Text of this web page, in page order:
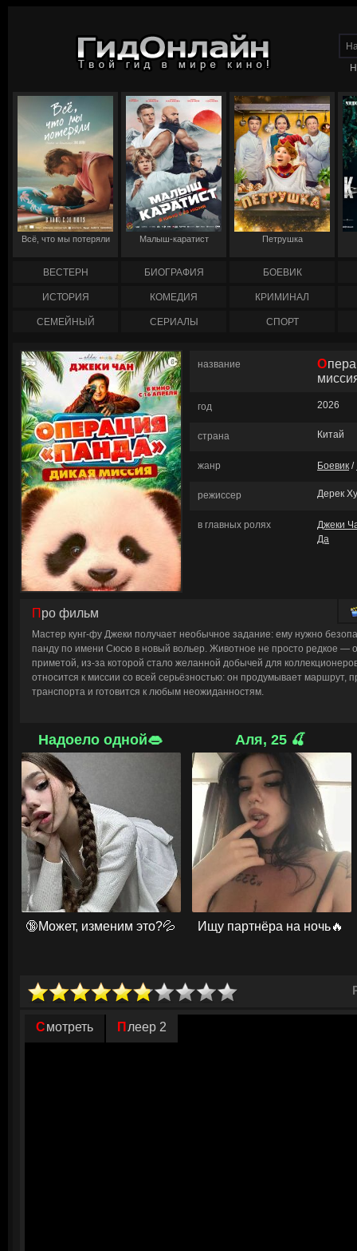
Всё, что мы потеряли Малыш-каратист Петрушка
ВЕСТЕРН БИОГРАФИЯ БОЕВИК
ИСТОРИЯ КОМЕДИЯ КРИМИНАЛ
СЕМЕЙНЫЙ СЕРИАЛЫ СПОРТ
название
Операция «Панда». Дикая
год 2026
страна Китай
жанр Боевик /
режиссер Дерек
в главных ролях
Джеки
Да
Про фильм
Мастер кунг‑фу Джеки получает необычное задание: ему нужно
панду по имени Сюсю в новый вольер. Животное не просто редкое —
приметой, из‑за которой стало желанной добычей для
относится к миссии со всей серьёзностью: он продумывает маршрут,
транспорта и готовится к любым неожиданностям.
жаждущая заполучить панду любой ценой. В разгар отчаянной
срывается со скалы. Очнувшись, он обнаруживает себя посреди
первобытного племени, которое давно потеряло связь с внешним
придётся не только найти её, но и наладить отношения с новыми
самообороны и сплотить перед лицом общей угрозы. Впереди его
недоразумения и уроки о том, что настоящая сила — в дружбе и
Надоело одной👄
🔞Может, изменим это?💦
Аля, 25 🍒
Ищу партнёра на ночь🔥
Смотреть Плеер 2